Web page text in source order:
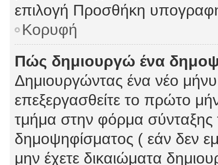
επιλογή Προσθήκη
Κορυφή
Πώς δημιουργώ ένα
Δημιουργώντας ένα νέο
επεξεργασθείτε το πρώτο
τμήμα στην φόρμα σύνταξης
δημοψηφίσματος ( εάν δεν
μην έχετε δικαιώματα